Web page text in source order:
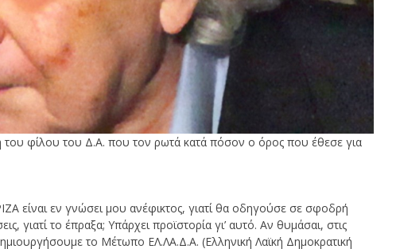
φίλου του Δ.Α. που τον ρωτά κατά πόσον ο όρος που έθεσε για
είναι εν γνώσει μου ανέφικτος, γιατί θα οδηγούσε σε σφοδρή
γιατί το έπραξα; Υπάρχει προϊστορία γι’ αυτό. Αν θυμάσαι, στις
το Μέτωπο ΕΛ.ΛΑ.Δ.Α. (Ελληνική Λαϊκή Δημοκρατική